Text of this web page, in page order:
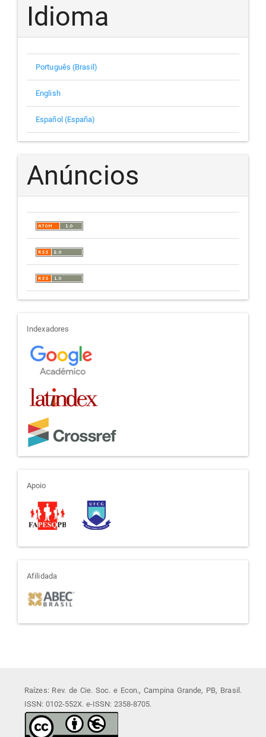
Idioma
Português (Brasil)
English
Español (España)
Anúncios
indexadores
Indexadores
apoio
Apoio
afiliada
Afilidada
Raízes: Rev. de Cie. Soc. e Econ., Campina Grande, PB, Brasil.
ISSN: 0102-552X. e-ISSN: 2358-8705.